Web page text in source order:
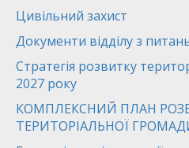
Цивільний захист
Документи відділу з
Стратегія розвитку
2027 року
КОМПЛЕКСНИЙ ПЛАН
ТЕРИТОРІАЛЬНОЇ